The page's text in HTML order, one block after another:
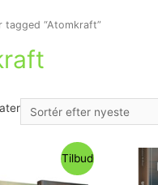
tagged “Atomkraft”
Tilbud